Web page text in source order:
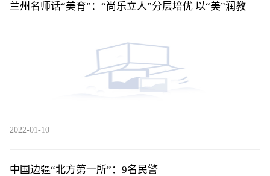
兰州名师话“美育”：“尚乐立人”分层培优 以“美”润教
2022-01-10
中国边疆“北方第一所”：9名民警